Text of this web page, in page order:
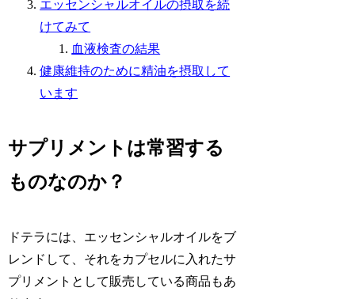
エッセンシャルオイルの摂取を続
けてみて
血液検査の結果
健康維持のために精油を摂取して
います
サプリメントは常習する
ものなのか？
ドテラには、エッセンシャルオイルをブ
レンドして、それをカプセルに入れたサ
プリメントとして販売している商品もあ